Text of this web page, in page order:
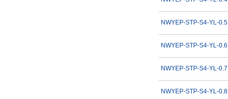
NWYEP-STP-S4-YL-0.5
NWYEP-STP-S4-YL-0.6
NWYEP-STP-S4-YL-0.7
NWYEP-STP-S4-YL-0.8